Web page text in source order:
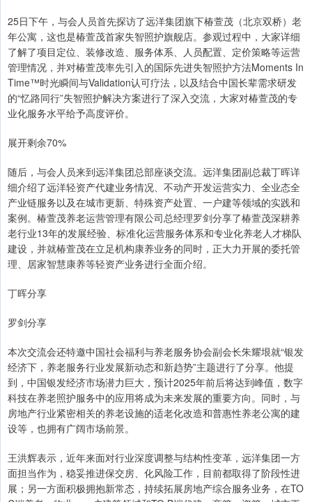
25日下午，与会人员首先探访了远洋集团旗下椿萱茂（北京双桥）老
年公寓，这也是椿萱茂首家失智照护旗舰店。参观过程中，大家详细
了解了项目定位、装修改造、服务体系、人员配置、定价策略等运营
管理情况，并对椿萱茂率先引入的国际先进失智照护方法Moments In
Time™时光瞬间与Validation认可疗法，以及结合中国长辈需求研发
的“忆路同行”失智照护解决方案进行了深入交流，大家对椿萱茂的专
业化服务水平给予高度评价。
展开剩余70%
随后，与会人员来到远洋集团总部座谈交流。远洋集团副总裁丁晖详
细介绍了远洋轻资产代建业务情况、不动产开发运营实力、全业态全
产业链服务以及在城市更新、特殊资产处置、一户建等领域的实践和
案例。椿萱茂养老运营管理有限公司总经理罗剑分享了椿萱茂深耕养
老行业13年的发展经验、标准化运营服务体系和专业化养老人才梯队
建设，并就椿萱茂在立足机构康养业务的同时，正大力开展的委托管
理、居家智慧康养等轻资产业务进行全面介绍。
丁晖分享
罗剑分享
本次交流会还特邀中国社会福利与养老服务协会副会长朱耀垠就“银发
经济下，养老服务行业发展新动态和新趋势”主题进行了分享。他提
到，中国银发经济市场潜力巨大，预计2025年前后将达到峰值，数字
科技在养老照护服务中的应用将成为未来发展的重要方向。同时，与
房地产行业紧密相关的养老设施的适老化改造和普惠性养老公寓的建
设等，也拥有广阔市场前景。
王洪辉表示，近年来面对行业深度调整与结构性变革，远洋集团一方
面担当作为，稳妥推进保交房、化风险工作，目前都取得了阶段性进
展；另一方面积极拥抱新常态，持续拓展房地产综合服务业务，在TO